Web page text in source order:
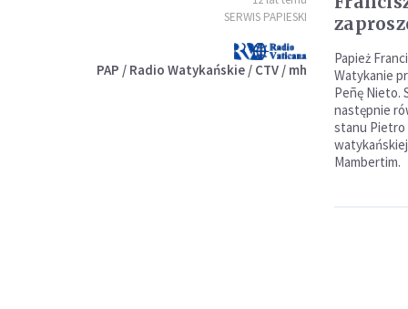
SERWIS PAPIESKI
PAP / Radio Watykańskie / CTV / mh
Papież
Watykanie
Peñę Nieto.
następnie
stanu Pietro
Mambertim.